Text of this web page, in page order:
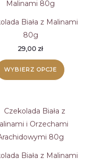
Biała z Malinami
80g
29,00 zł
WYBIERZ OPCJE
Opcje
wybrać
Biała z Malinami